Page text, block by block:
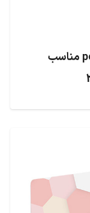
برچسب تزئینی طرحpolygon14 مناسب